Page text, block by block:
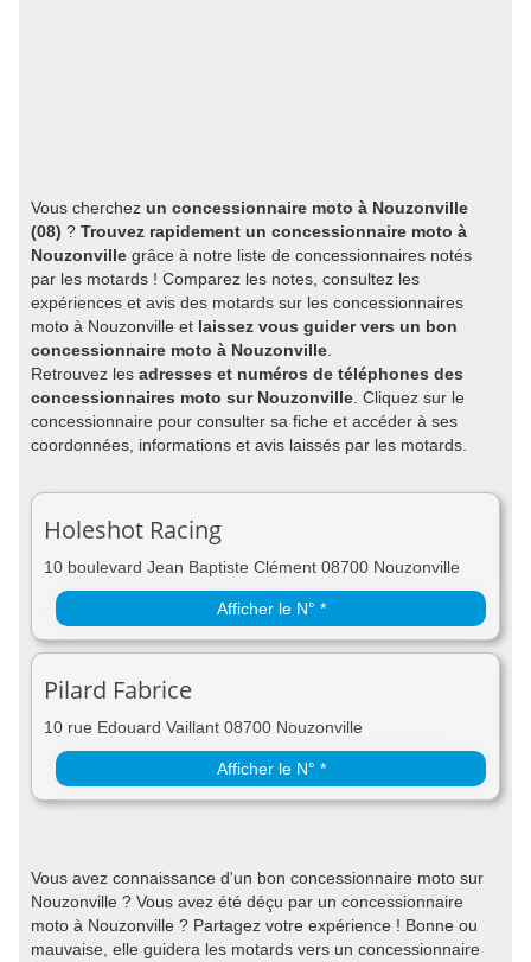
Vous cherchez un concessionnaire moto à Nouzonville
(08) ? Trouvez rapidement un concessionnaire moto à
Nouzonville grâce à notre liste de concessionnaires notés
par les motards ! Comparez les notes, consultez les
expériences et avis des motards sur les concessionnaires
moto à Nouzonville et laissez vous guider vers un bon
concessionnaire moto à Nouzonville
Retrouvez les adresses et numéros de téléphones des
concessionnaires moto sur Nouzonville . Cliquez sur le
concessionnaire pour consulter sa fiche et accéder à ses
coordonnées, informations et avis laissés par les motards.
Holeshot Racing
10 boulevard Jean Baptiste Clément 08700 Nouzonville
Afficher le N° *
Pilard Fabrice
10 rue Edouard Vaillant 08700 Nouzonville
Afficher le N° *
Vous avez connaissance d'un bon concessionnaire moto sur
Nouzonville ? Vous avez été déçu par un concessionnaire
moto à Nouzonville ? Partagez votre expérience ! Bonne ou
mauvaise, elle guidera les motards vers un concessionnaire